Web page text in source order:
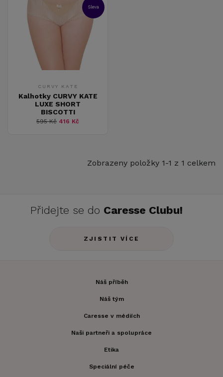
Sleva
CURVY KATE
Kalhotky CURVY KATE
LUXE SHORT
BISCOTTI
595 Kč 416 Kč
Zobrazeny položky 1-1 z 1 celkem
Přidejte se do Caresse Clubu!
ZJISTIT VÍCE
Náš příběh
Náš tým
Caresse v médiích
Naši partneři a spolupráce
Etika
Speciální péče